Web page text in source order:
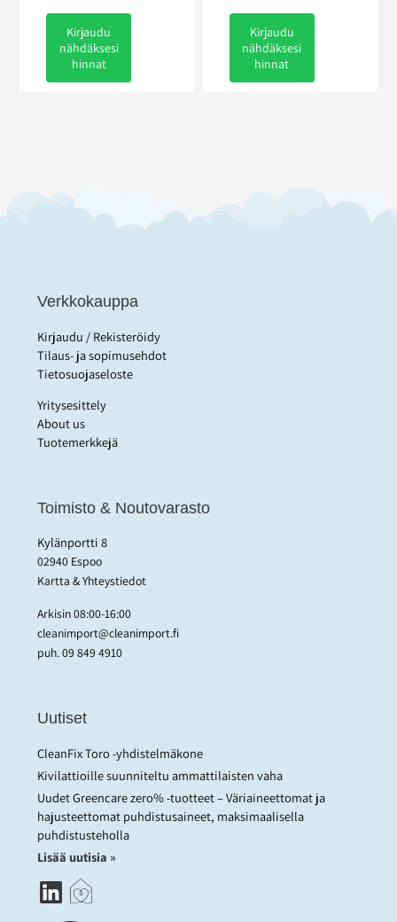
Kirjaudu
nähdäksesi
hinnat
Kirjaudu
nähdäksesi
hinnat
Verkkokauppa
Kirjaudu / Rekisteröidy
Tilaus- ja sopimusehdot
Tietosuojaseloste
Yritysesittely
About us
Tuotemerkkejä
Toimisto & Noutovarasto
Kylänportti 8
02940 Espoo
Kartta & Yhteystiedot
Arkisin 08:00-16:00
cleanimport@cleanimport.fi
puh.09 849 4910
Uutiset
CleanFix Toro -yhdistelmäkone
Kivilattioille suunniteltu ammattilaisten vaha
Uudet Greencare zero% -tuotteet – Väriaineettomat ja
hajusteettomat puhdistusaineet, maksimaalisella
puhdistusteholla
Lisää uutisia »